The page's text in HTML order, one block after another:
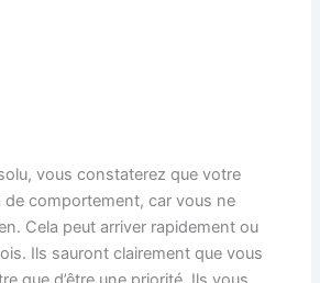
vous constaterez que votre
de comportement, car vous ne
Cela peut arriver rapidement ou
Ils sauront clairement que vous